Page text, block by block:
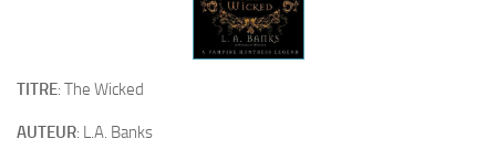
TITRE: The Wicked
AUTEUR: L.A. Banks